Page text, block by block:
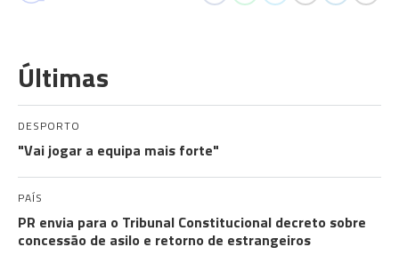
Últimas
DESPORTO
"Vai jogar a equipa mais forte"
PAÍS
PR envia para o Tribunal Constitucional decreto sobre
concessão de asilo e retorno de estrangeiros